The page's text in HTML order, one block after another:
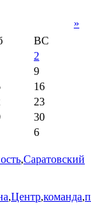
»
ВС
2
9
16
23
30
6
,Саратовский
,Центр,команда,